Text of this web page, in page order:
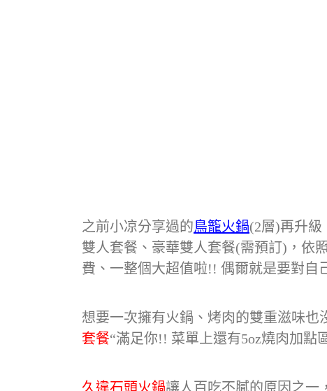
之前小凉分享過的鳥籠火鍋(2層)再升級
雙人套餐、豪華雙人套餐(需預訂)，依
費、一整個大超值啦!! 偶爾就是要對自
想要一次擁有火鍋、烤肉的雙重滋味也
套餐“滿足你!! 菜單上還有5oz燒肉加點
久違石頭火鍋讓人百吃不膩的原因之一